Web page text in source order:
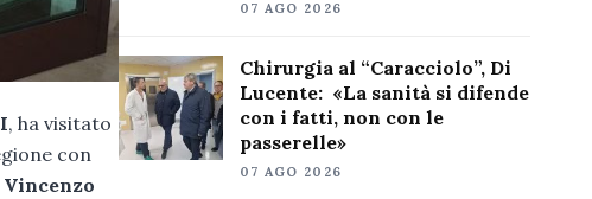
, ha visitato
con
Vincenzo
07 AGO 2026
Chirurgia al “Caracciolo”, Di
Lucente: «La sanità si difende
con i fatti, non con le
passerelle»
07 AGO 2026